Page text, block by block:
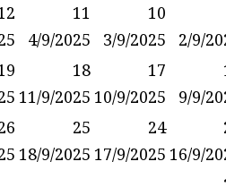
4/9/2025
12
5/9/2025
13
6/9/2025
18
11/9/2025
19
12/9/2025
20
13/9/2025
25
18/9/2025
26
19/9/2025
27
20/9/2025